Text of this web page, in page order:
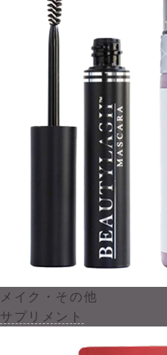
メイク・その他
サプリメント